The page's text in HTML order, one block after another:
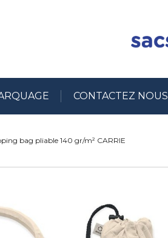
CONTACTEZ NOUS
bag pliable 140 gr/m² CARRIE